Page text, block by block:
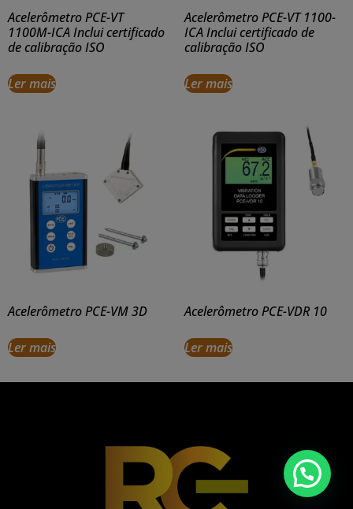
Acelerômetro PCE-VT
1100M-ICA Inclui certificado
de calibração ISO
Ler mais
Acelerômetro PCE-VT 1100-
ICA Inclui certificado de
calibração ISO
Ler mais
Acelerômetro PCE-VM 3D
Ler mais
Acelerômetro PCE-VDR 10
Ler mais